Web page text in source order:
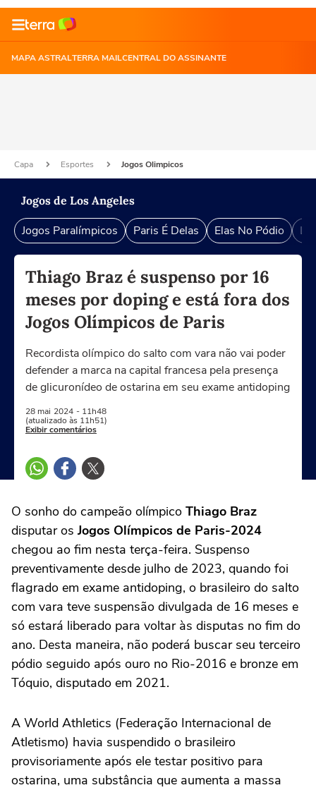
MAPA ASTRALTERRA MAILCENTRAL DO ASSINANTE
Capa Esportes Jogos Olimpicos
Jogos de Los Angeles
Jogos Paralímpicos Paris É Delas Elas No Pódio
Thiago Braz é suspenso por 16
meses por doping e está fora dos
Jogos Olímpicos de Paris
Recordista olímpico do salto com vara não vai poder
defender a marca na capital francesa pela presença
de glicuronídeo de ostarina em seu exame antidoping
28 mai 2024 - 11h48
(atualizado às 11h51)
Exibir comentários
O sonho do campeão olímpico Thiago Braz
disputar os Jogos Olímpicos de Paris-2024
chegou ao fim nesta terça-feira. Suspenso
preventivamente desde julho de 2023, quando foi
flagrado em exame antidoping, o brasileiro do salto
com vara teve suspensão divulgada de 16 meses e
só estará liberado para voltar às disputas no fim do
ano. Desta maneira, não poderá buscar seu terceiro
pódio seguido após ouro no Rio-2016 e bronze em
Tóquio, disputado em 2021.
A World Athletics (Federação Internacional de
Atletismo) havia suspendido o brasileiro
provisoriamente após ele testar positivo para
ostarina, uma substância que aumenta a massa